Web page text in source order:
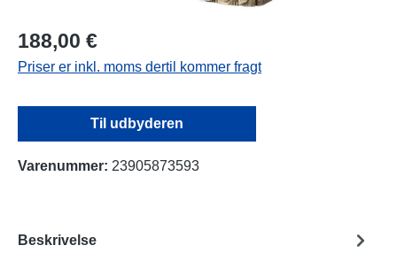
188,00 €
Priser er inkl. moms dertil kommer fragt
Til udbyderen
Varenummer: 23905873593
Beskrivelse